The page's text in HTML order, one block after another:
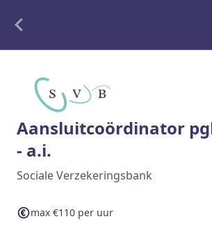
Freelance
Interim opdrachten statistiek
Aansluitcoördinator
- a.i.
Sociale Verzekeringsbank
max €110 per uur